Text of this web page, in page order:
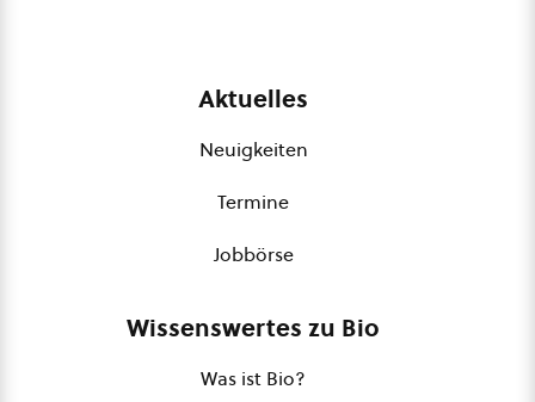
Aktuelles
Neuigkeiten
Termine
Jobbörse
Wissenswertes zu Bio
Was ist Bio?